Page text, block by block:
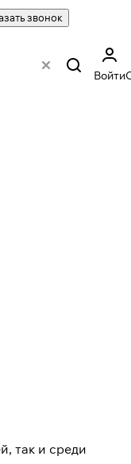
звонок
Войти
так и среди